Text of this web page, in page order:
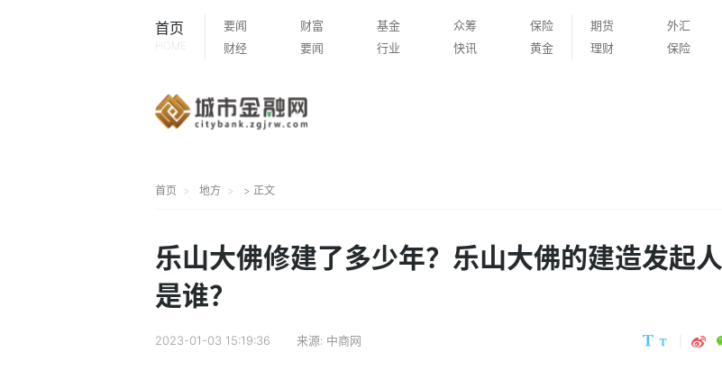
首页
HOME
要闻 财富 基金 众筹
保险
财经
要闻 行业 快讯 黄金
期货 外汇
理财
保险
首页 地方 > 正文
乐山大佛修建了多少年？乐山大佛的建造发起人
是谁？
2023-01-03 15:19:36 来源: 中商网